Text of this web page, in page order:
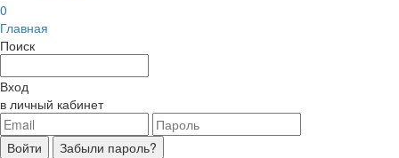
0
Главная
Поиск
Вход
в личный кабинет
Войти
Забыли пароль?